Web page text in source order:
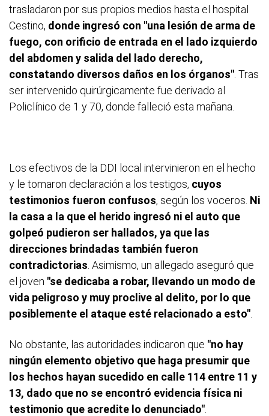
trasladaron por sus propios medios hasta el hospital
Cestino, donde ingresó con "una lesión de arma de
fuego, con orificio de entrada en el lado izquierdo
del abdomen y salida del lado derecho,
constatando diversos daños en los órganos" . Tras
ser intervenido quirúrgicamente fue derivado al
Policlínico de 1 y 70, donde falleció esta mañana.
Los efectivos de la DDI local intervinieron en el hecho
y le tomaron declaración a los testigos, cuyos
testimonios fueron confusos, según los voceros. Ni
la casa a la que el herido ingresó ni el auto que
golpeó pudieron ser hallados, ya que las
direcciones brindadas también fueron
contradictorias . Asimismo, un allegado aseguró que
el joven "se dedicaba a robar, llevando un modo de
vida peligroso y muy proclive al delito, por lo que
posiblemente el ataque esté relacionado a esto"
No obstante, las autoridades indicaron que "no hay
ningún elemento objetivo que haga presumir que
los hechos hayan sucedido en calle 114 entre 11 y
13, dado que no se encontró evidencia física ni
testimonio que acredite lo denunciado"